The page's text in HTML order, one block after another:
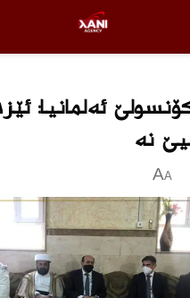
ئه‌لمانیا:
نه‌
A
A